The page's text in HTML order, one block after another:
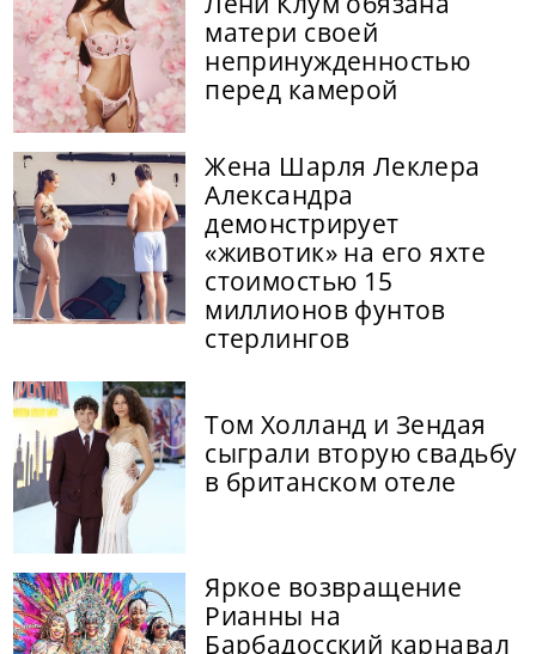
матери своей
непринужденностью
перед камерой
Жена Шарля Леклера
Александра
демонстрирует
«животик» на его яхте
стоимостью 15
миллионов фунтов
стерлингов
Том Холланд и Зендая
сыграли вторую свадьбу
в британском отеле
Яркое возвращение
Рианны на
Барбадосский карнавал